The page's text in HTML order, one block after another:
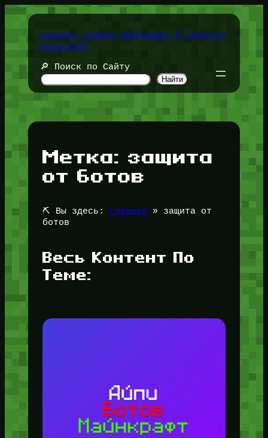
Перейти
содержимомуСоздать сервер Майнкрафт ⛏️ Новости
Minecraft
🔎 Поиск по Сайту
Найти
Метка: защита
от ботов
⛏️ Вы здесь: Главная » защита от
ботов
Весь Контент По
Теме: